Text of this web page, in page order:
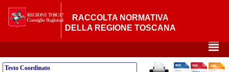
RACCOLTA NORMATIVA
DELLA REGIONE TOSCANA
²
Testo Coordinato